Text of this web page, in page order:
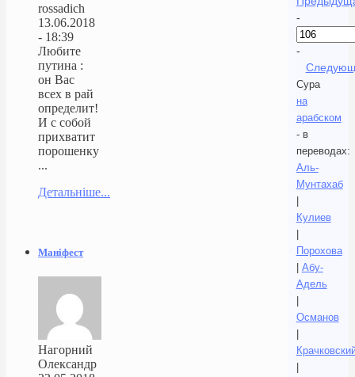
-
-
Сура
на
арабском
- в
переводах:
Аль-
Мунтахаб
Кулиев
Порохова
Абу-
Адель
Османов
rossadich
13.06.2018
- 18:39
Любите
путина :
он Вас
всех в рай
определит!
И с собой
прихватит
порошенку
...
Детальніше...
Маніфест
Нагорний
Олександр